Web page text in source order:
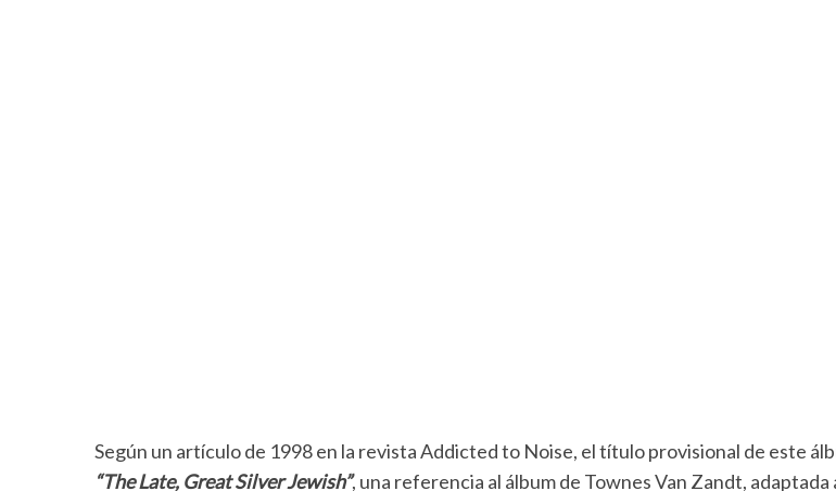
Según un artículo de 1998 en la revista Addicted to Noise, el título provisional de este
“The Late, Great Silver Jewish”, una referencia al álbum de Townes Van Zandt, adaptada